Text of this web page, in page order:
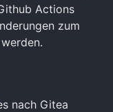
Actions
zum
nach Gitea